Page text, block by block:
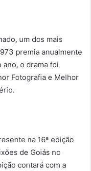
um dos mais
premia anualmente
o drama foi
Fotografia e Melhor
na 16ª edição
de Goiás no
contará com a